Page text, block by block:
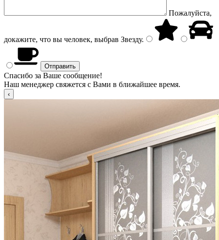
Пожалуйста,
докажите, что вы человек, выбрав Звезду.
Спасибо за Ваше сообщение!
Наш менеджер свяжется с Вами в ближайшее время.